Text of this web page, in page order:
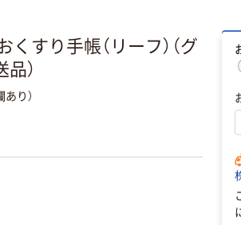
すり手帳（リーフ）（グ
）
り）